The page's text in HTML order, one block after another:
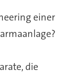
einer
die